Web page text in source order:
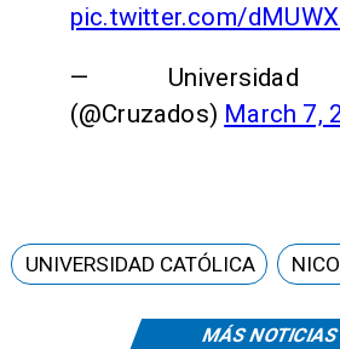
pic.twitter.com/
— Universidad
(@Cruzados) March 7,
MÁS NOTICIAS
UNIVERSIDAD CATÓLICA